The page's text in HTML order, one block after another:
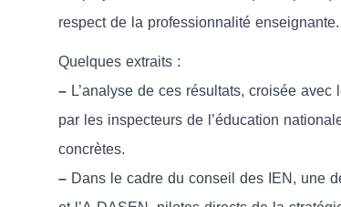
respect de la professionnalité enseignante.
Quelques extraits :
– L’analyse de ces résultats, croisée
par les inspecteurs de l’éducation
concrètes.
– Dans le cadre du conseil des IEN, une